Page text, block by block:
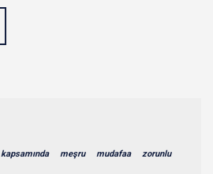
kapsamında meşru mudafaa zorunlu